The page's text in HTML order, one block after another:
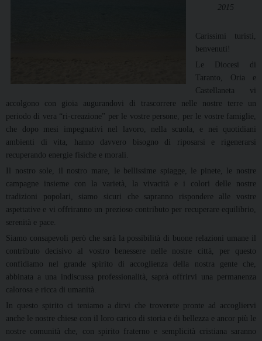
2015
Carissimi turisti,
benvenuti!
Le Diocesi di
Taranto, Oria e
Castellaneta vi
accolgono con gioia augurandovi di trascorrere nelle nostre terre un
periodo di vera “ri-creazione” per le vostre persone, per le vostre famiglie,
che dopo mesi impegnativi nel lavoro, nella scuola, e nei quotidiani
ambienti di vita, hanno davvero bisogno di riposarsi e rigenerarsi
recuperando energie fisiche e morali.
Il nostro sole, il nostro mare, le bellissime spiagge, le pinete, le nostre
campagne insieme con la varietà, la vivacità e i colori delle nostre
tradizioni popolari, siamo sicuri che sapranno rispondere alle vostre
aspettative e vi offriranno un prezioso contributo per recuperare equilibrio,
serenità e pace.
Siamo consapevoli però che sarà la possibilità di buone relazioni umane il
contributo decisivo al vostro benessere nelle nostre città, per questo
confidiamo nel grande spirito di accoglienza della nostra gente che,
abbinata a una indiscussa professionalità, saprà offrirvi una permanenza
calorosa e ricca di umanità.
In questo spirito ci teniamo a dirvi che troverete pronte ad accogliervi
anche le nostre chiese con il loro carico di storia e di bellezza e ancor più le
nostre comunità che, con spirito fraterno e semplicità cristiana saranno